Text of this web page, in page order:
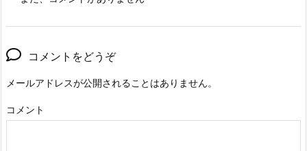
コメントをどうぞ
メールアドレスが公開されることはありません。
コメント